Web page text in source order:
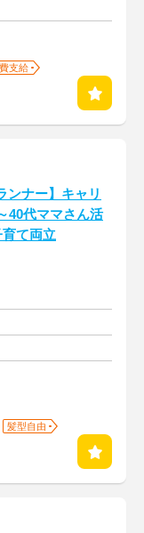
支給
ンナー】キャリ
40代ママさん活
て両立
髪型自由